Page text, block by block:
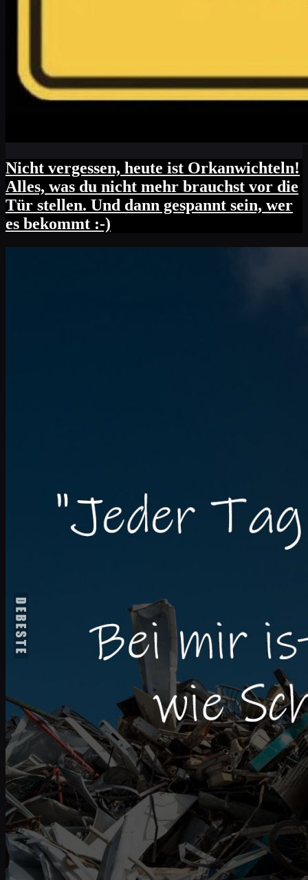
Nicht vergessen, heute ist Orkanwichteln!
Alles, was du nicht mehr brauchst vor die
Tür stellen. Und dann gespannt sein, wer
es bekommt :-)